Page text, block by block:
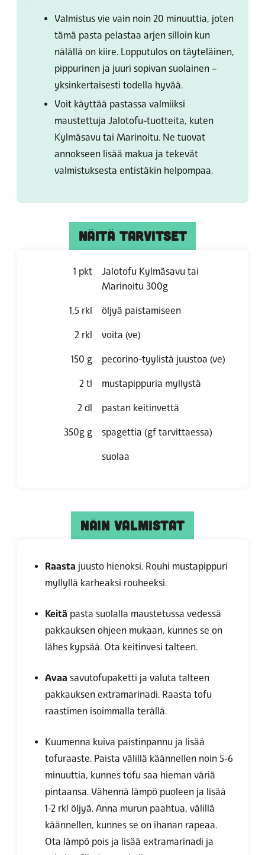
Valmistus vie vain noin 20 minuuttia, joten
tämä pasta pelastaa arjen silloin kun
nälällä on kiire. Lopputulos on täyteläinen,
pippurinen ja juuri sopivan suolainen –
yksinkertaisesti todella hyvää.
Voit käyttää pastassa valmiiksi
maustettuja Jalotofu-tuotteita, kuten
Kylmäsavu tai Marinoitu. Ne tuovat
annokseen lisää makua ja tekevät
valmistuksesta entistäkin helpompaa.
NÄITÄ TARVITSET
1 pkt
Jalotofu Kylmäsavu tai
Marinoitu 300g
1,5 rkl öljyä paistamiseen
2 rkl voita (ve)
150 g pecorino-tyylistä juustoa (ve)
2 tl mustapippuria myllystä
2 dl pastan keitinvettä
350g g spagettia (gf tarvittaessa)
suolaa
NÄIN VALMISTAT
Raasta juusto hienoksi. Rouhi mustapippuri
myllyllä karheaksi rouheeksi.
Keitä pasta suolalla maustetussa vedessä
pakkauksen ohjeen mukaan, kunnes se on
lähes kypsää. Ota keitinvesi talteen.
Avaa savutofupaketti ja valuta talteen
pakkauksen extramarinadi. Raasta tofu
raastimen isoimmalla terällä.
Kuumenna kuiva paistinpannu ja lisää
tofuraaste. Paista välillä käännellen noin 5-6
minuuttia, kunnes tofu saa hieman väriä
pintaansa. Vähennä lämpö puoleen ja lisää
1-2 rkl öljyä. Anna murun paahtua, välillä
käännellen, kunnes se on ihanan rapeaa.
Ota lämpö pois ja lisää extramarinadi ja